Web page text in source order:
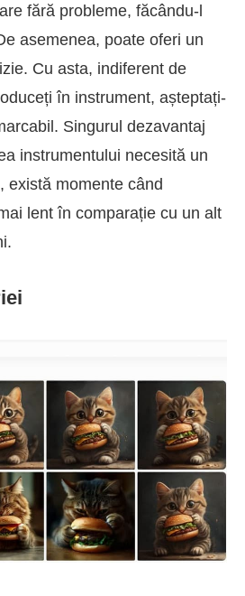
fără probleme, făcându-l
asemenea, poate oferi un
Cu asta, indiferent de
în instrument, așteptați-
Singurul dezavantaj
instrumentului necesită un
există momente când
lent în comparație cu un alt